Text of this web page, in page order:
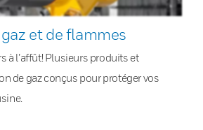
et de flammes
à l’affût! Plusieurs produits et
de gaz conçus pour protéger vos